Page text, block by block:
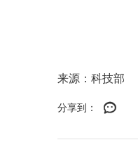
来源：科技部
分享到：